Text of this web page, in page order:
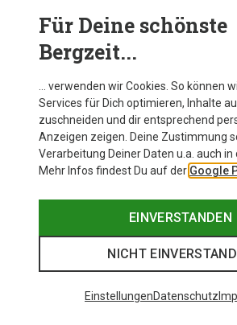
Du sparst 33%
Für Deine schönste
Bergzeit...
… verwenden wir Cookies. So können
Services für Dich optimieren, Inhalte
zuschneiden und dir entsprechend
Anzeigen zeigen. Deine Zustimmung
Verarbeitung Deiner Daten u.a. auch in
Mehr Infos findest Du auf der Google
EINVERSTANDEN
NICHT
EinstellungenDatenschutz